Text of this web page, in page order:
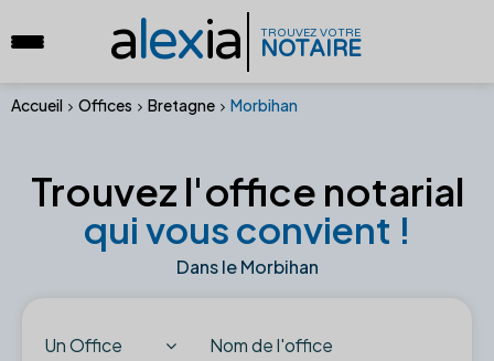
alexia TROUVEZ VOTRE
NOTAIRE
Accueil Offices Bretagne Morbihan
Trouvez l'office notarial
qui vous convient !
Dans le Morbihan
Un Office